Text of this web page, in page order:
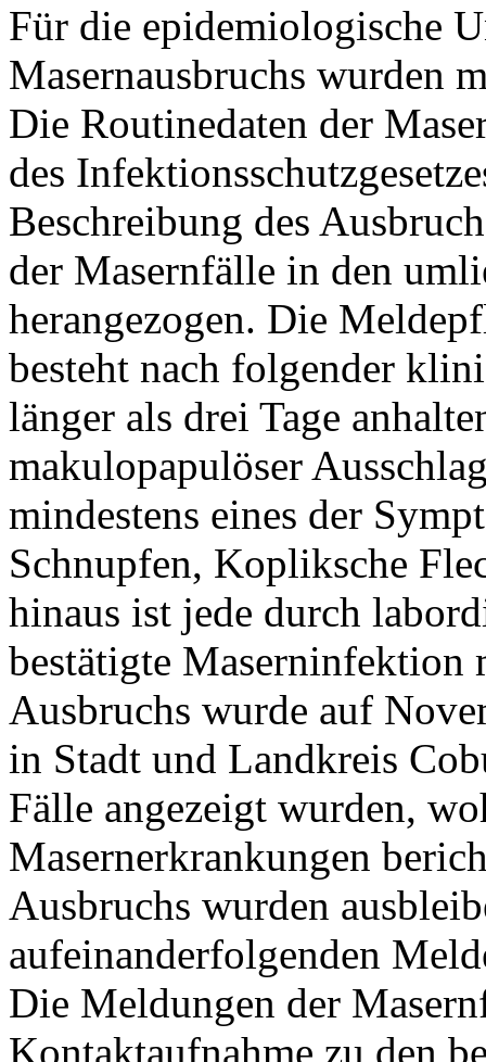
Für die epidemiologische
Masernausbruchs wurden
Die Routinedaten der
des
Beschreibung des
der Masernfälle in den
herangezogen. Die
besteht nach folgender
länger als drei Tage
makulopapulöser
mindestens eines der
Schnupfen, Kopliksche
hinaus ist jede durch
bestätigte
Ausbruchs wurde auf
in Stadt und Landkreis
Fälle angezeigt wurden,
Masernerkrankungen
Ausbruchs wurden
aufeinanderfolgenden
Die Meldungen der
Kontaktaufnahme zu den